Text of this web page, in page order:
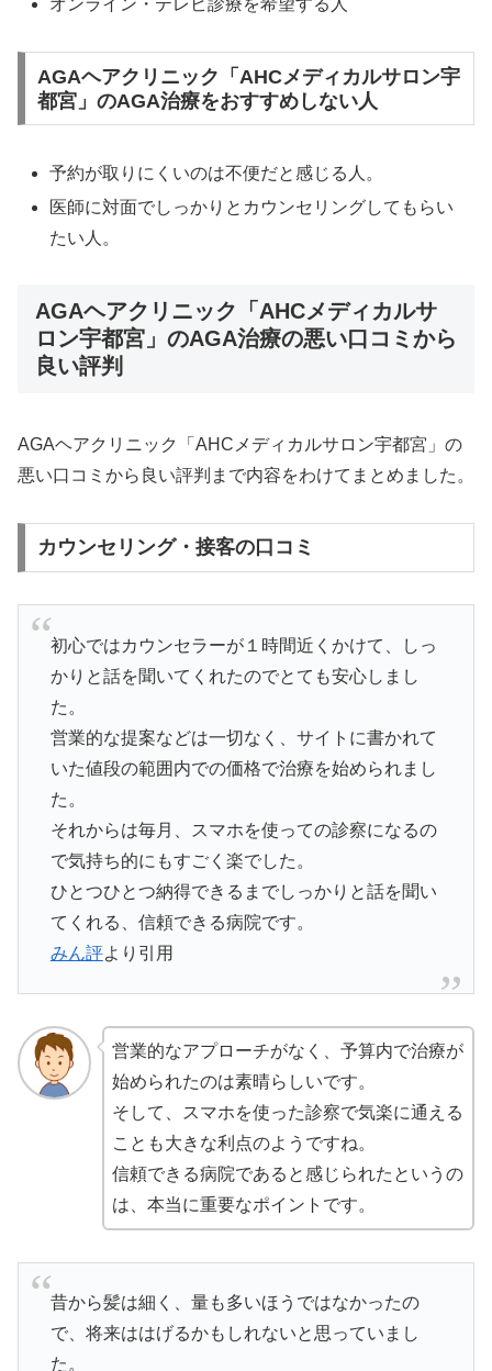
オンライン・テレビ診療を希望する人
AGAヘアクリニック「AHCメディカルサロン宇
都宮」のAGA治療をおすすめしない人
予約が取りにくいのは不便だと感じる人。
医師に対面でしっかりとカウンセリングしてもらい
たい人。
AGAヘアクリニック「AHCメディカルサ
ロン宇都宮」のAGA治療の悪い口コミから
良い評判
AGAヘアクリニック「AHCメディカルサロン宇都宮」の
悪い口コミから良い評判まで内容をわけてまとめました。
カウンセリング・接客の口コミ
初心ではカウンセラーが１時間近くかけて、しっ
かりと話を聞いてくれたのでとても安心しまし
た。
営業的な提案などは一切なく、サイトに書かれて
いた値段の範囲内での価格で治療を始められまし
た。
それからは毎月、スマホを使っての診察になるの
で気持ち的にもすごく楽でした。
ひとつひとつ納得できるまでしっかりと話を聞い
てくれる、信頼できる病院です。
みん評より引用
営業的なアプローチがなく、予算内で治療が
始められたのは素晴らしいです。
そして、スマホを使った診察で気楽に通える
ことも大きな利点のようですね。
信頼できる病院であると感じられたというの
は、本当に重要なポイントです。
昔から髪は細く、量も多いほうではなかったの
で、将来ははげるかもしれないと思っていまし
た。